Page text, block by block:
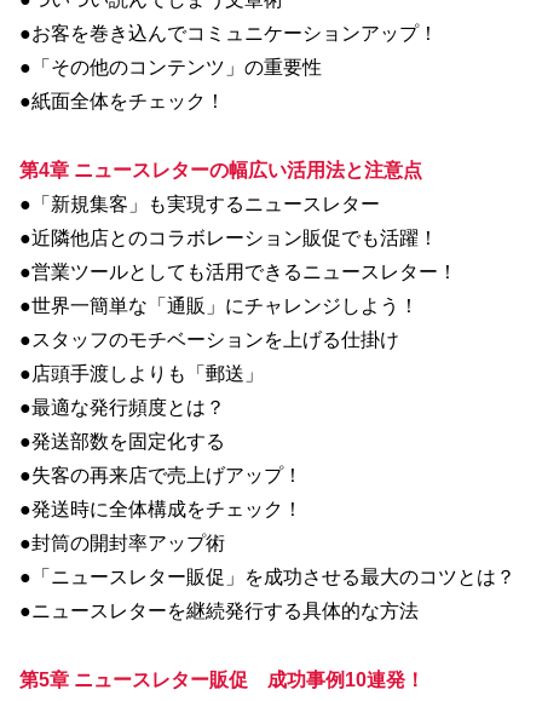
●お客を巻き込んでコミュニケーションアップ！
●「その他のコンテンツ」の重要性
●紙面全体をチェック！
第4章 ニュースレターの幅広い活用法と注意点
●「新規集客」も実現するニュースレター
●近隣他店とのコラボレーション販促でも活躍！
●営業ツールとしても活用できるニュースレター！
●世界一簡単な「通販」にチャレンジしよう！
●スタッフのモチベーションを上げる仕掛け
●店頭手渡しよりも「郵送」
●最適な発行頻度とは？
●発送部数を固定化する
●失客の再来店で売上げアップ！
●発送時に全体構成をチェック！
●封筒の開封率アップ術
●「ニュースレター販促」を成功させる最大のコツとは？
●ニュースレターを継続発行する具体的な方法
第5章 ニュースレター販促 成功事例10連発！